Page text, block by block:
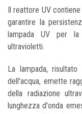
Il reattore UV
garantire la
lampada UV per la
ultravioletti.
La lampada,
dell'acqua, emette
della radiazione
lunghezza d'onda